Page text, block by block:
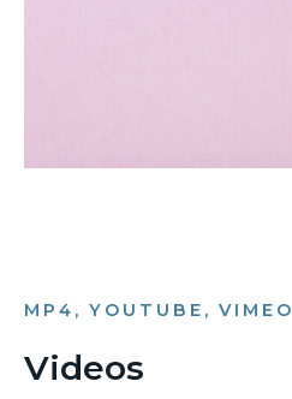
MP4, YOUTUBE, VIMEO
Videos